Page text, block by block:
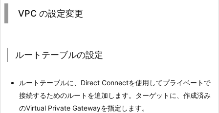
VPC の設定変更
ルートテーブルの設定
ルートテーブルに、Direct Connectを使用してプライベートで
接続するためのルートを追加します。ターゲットに、作成済み
のVirtual Private Gatewayを指定します。